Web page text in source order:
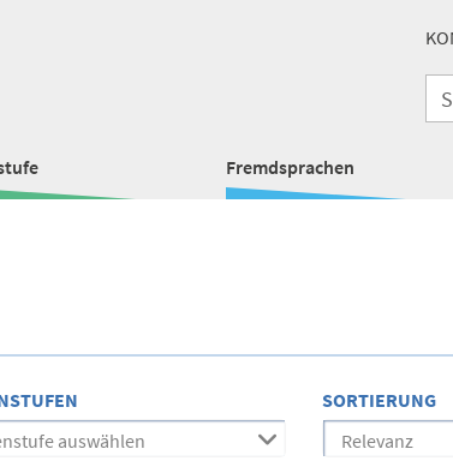
Fremdsprachen
auswählen
SORTIERUNG
Relevanz